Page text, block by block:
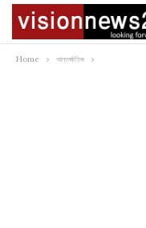
Home আন্তর্জাতিক